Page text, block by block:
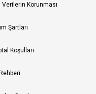
Verilerin Korunması
Şartları
Koşulları